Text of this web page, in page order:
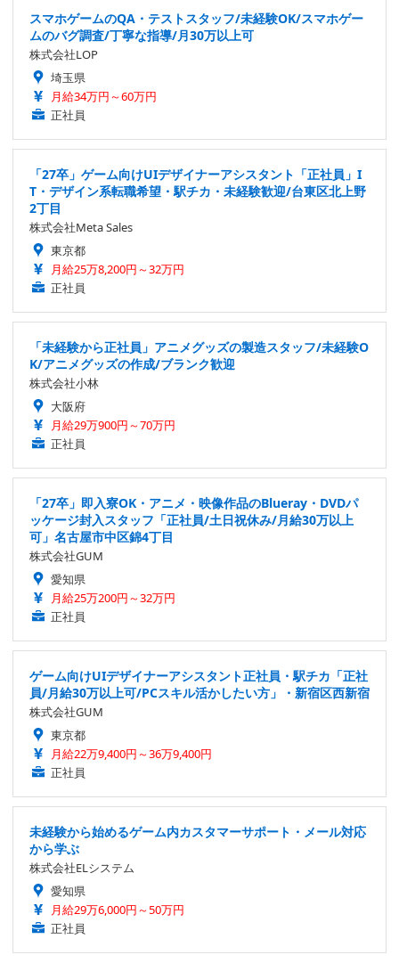
スマホゲームのQA・テストスタッフ/未経験OK/スマホゲー
ムのバグ調査/丁寧な指導/月30万以上可
株式会社LOP
埼玉県
月給34万円～60万円
正社員
「27卒」ゲーム向けUIデザイナーアシスタント「正社員」I
T・デザイン系転職希望・駅チカ・未経験歓迎/台東区北上野
2丁目
株式会社Meta Sales
東京都
月給25万8,200円～32万円
正社員
「未経験から正社員」アニメグッズの製造スタッフ/未経験O
K/アニメグッズの作成/ブランク歓迎
株式会社小林
大阪府
月給29万900円～70万円
正社員
「27卒」即入寮OK・アニメ・映像作品のBlueray・DVDパ
ッケージ封入スタッフ「正社員/土日祝休み/月給30万以上
可」名古屋市中区錦4丁目
株式会社GUM
愛知県
月給25万200円～32万円
正社員
ゲーム向けUIデザイナーアシスタント正社員・駅チカ「正社
員/月給30万以上可/PCスキル活かしたい方」・新宿区西新宿
株式会社GUM
東京都
月給22万9,400円～36万9,400円
正社員
未経験から始めるゲーム内カスタマーサポート・メール対応
から学ぶ
株式会社ELシステム
愛知県
月給29万6,000円～50万円
正社員